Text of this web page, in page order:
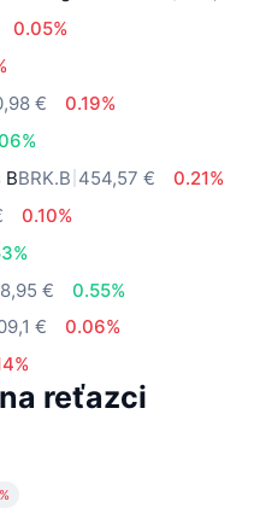
0.05%
€
0.19%
BBRK.B 454,57 €
0.21%
0.10%
€
0.55%
€
0.06%
reťazci